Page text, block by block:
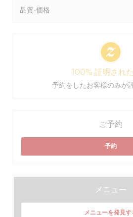
品質-価格
100% 証明され
予約をしたお客様のみが
ご予約
予約
メニュー
メニューを発見す